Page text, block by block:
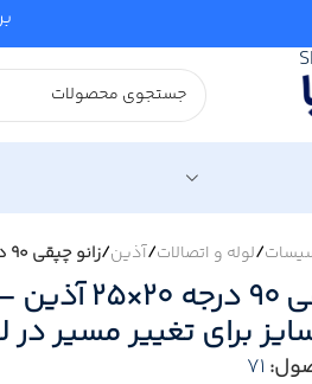
/لوله و اتصالات/آذین/زانو چپقی ۹۰ درجه ۲۰×۲۵ آذین – اتصال زاویه‌دار غیرهم‌سایز برای تغییر مسیر در لوله‌کشی آب
زانو چپقی ۹۰
برای تغییر مسیر
71